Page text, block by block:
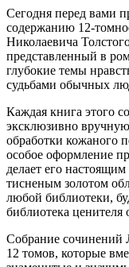
Сегодня перед вами
содержанию 12-
Николаевича
представленный в
глубокие темы
судьбами обычных
Каждая книга этого
эксклюзивно
обработки кожаного
особое оформление
делает его
тисненым золотом
любой библиотеки,
библиотека ценителя
Собрание сочинений
12 томов, которые